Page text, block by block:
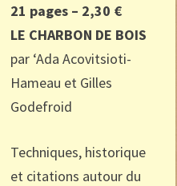
21 pages – 2,30 €
LE CHARBON DE BOIS
par ‘Ada Acovitsioti-
Hameau et Gilles
Godefroid
Techniques, historique
et citations autour du